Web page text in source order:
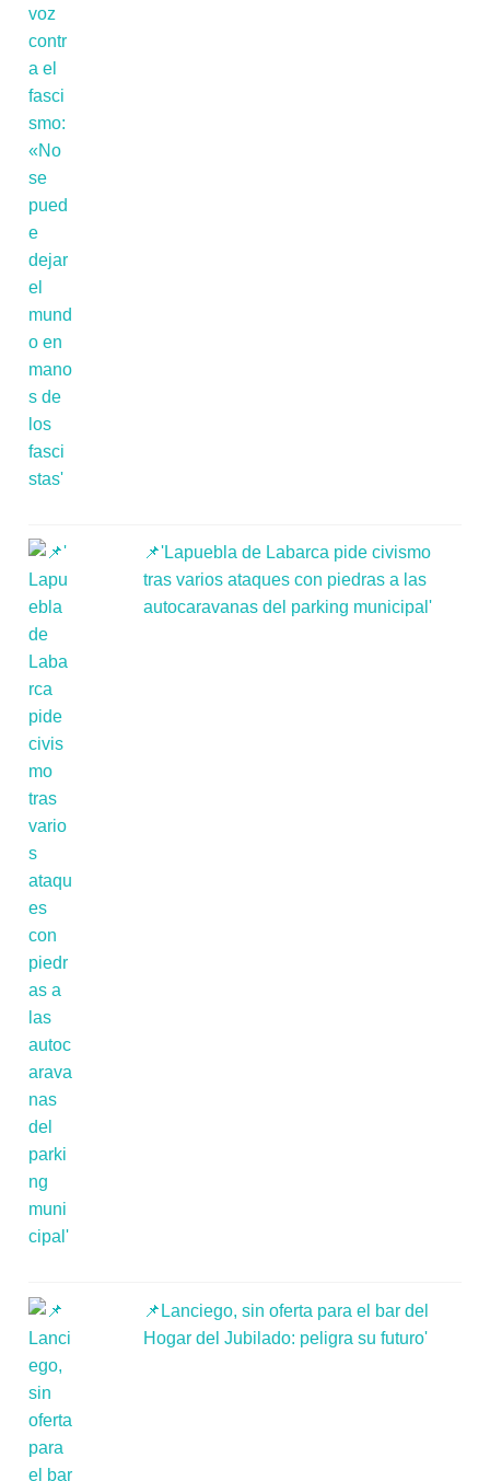
📌'Lapuebla de Labarca pide civismo
tras varios ataques con piedras a las
autocaravanas del parking municipal'
📌Lanciego, sin oferta para el bar del
Hogar del Jubilado: peligra su futuro'